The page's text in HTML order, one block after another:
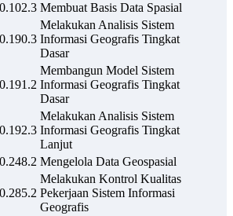
Membuat Basis Data Spasial
Melakukan Analisis Sistem
Informasi Geografis Tingkat
Dasar
Membangun Model Sistem
Informasi Geografis Tingkat
Dasar
Melakukan Analisis Sistem
Informasi Geografis Tingkat
Lanjut
Mengelola Data Geospasial
Melakukan Kontrol Kualitas
Pekerjaan Sistem Informasi
Geografis